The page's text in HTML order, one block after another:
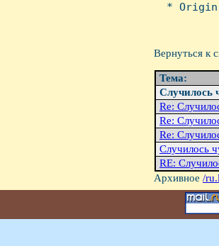
*
Вернуться к
Тема:
Случилось
Re:
Re:
Re:
Случилось
RE:
Архивное /